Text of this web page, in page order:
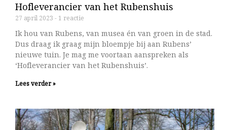
Hofleverancier van het Rubenshuis
27 april 2023 1 reactie
Ik hou van Rubens, van musea én van groen in de stad.
Dus draag ik graag mijn bloempje bij aan Rubens’
nieuwe tuin. Je mag me voortaan aanspreken als
‘Hofleverancier van het Rubenshuis’.
Lees verder »